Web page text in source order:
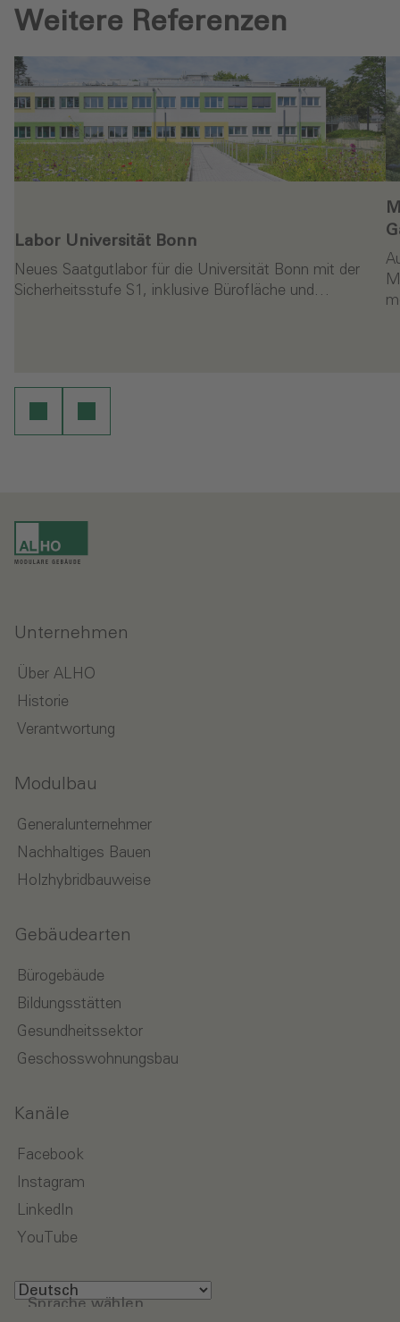
Weitere Referenzen
Labor Universität Bonn
Neues Saatgutlabor für die Universität Bonn mit der
Sicherheitsstufe S1, inklusive Bürofläche und…
Unternehmen
Über ALHO
Historie
Verantwortung
Modulbau
Generalunternehmer
Nachhaltiges Bauen
Holzhybridbauweise
Gebäudearten
Bürogebäude
Bildungsstätten
Gesundheitssektor
Geschosswohnungsbau
Kanäle
Facebook
Instagram
LinkedIn
YouTube
Sprache wählen